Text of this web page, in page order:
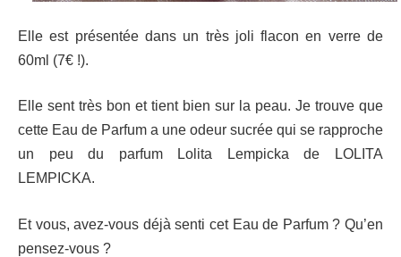
Elle est présentée dans un très joli flacon en verre de
60ml (7€ !).
Elle sent très bon et tient bien sur la peau. Je trouve que
cette Eau de Parfum a une odeur sucrée qui se rapproche
un peu du parfum Lolita Lempicka de LOLITA
LEMPICKA.
Et vous, avez-vous déjà senti cet Eau de Parfum ? Qu’en
pensez-vous ?